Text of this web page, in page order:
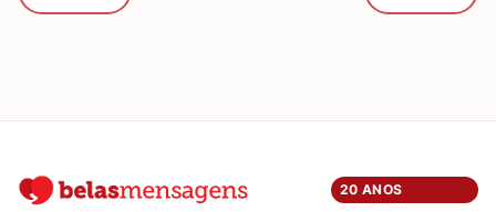
20 ANOS